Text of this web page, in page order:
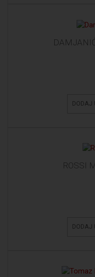
DODAJ
ROSSI
DODAJ